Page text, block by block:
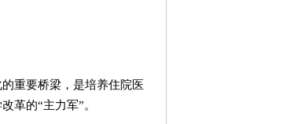
重要桥梁，是培养住院医
革的“主力军”。